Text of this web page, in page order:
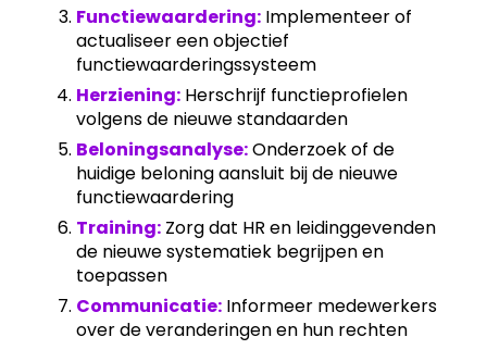
Functiewaardering: Implementeer of
actualiseer een objectief
functiewaarderingssysteem
Herziening: Herschrijf functieprofielen
volgens de nieuwe standaarden
Beloningsanalyse:Onderzoek of de
huidige beloning aansluit bij de nieuwe
functiewaardering
Training: Zorg dat HR en leidinggevenden
de nieuwe systematiek begrijpen en
toepassen
Communicatie: Informeer medewerkers
over de veranderingen en hun rechten